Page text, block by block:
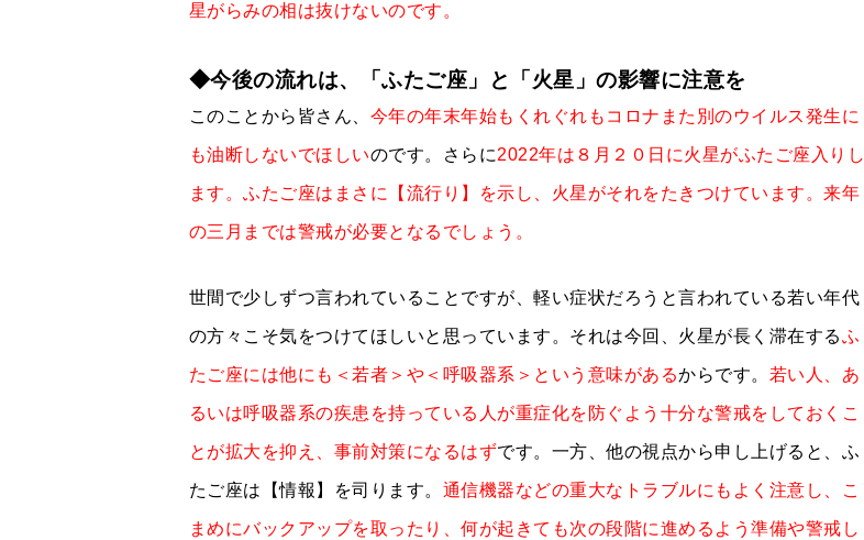
星がらみの相は抜けないのです。
◆今後の流れは、「ふたご座」と「火星」の影響に注意を
このことから皆さん、 今年の年末年始もくれぐれもコロナまた別のウイルス発生に
も油断しないでほしいのです。さらに2022年は８月２０日に火星がふたご座入りし
ます。ふたご座はまさに【流行り】を示し、火星がそれをたきつけています。来年
の三月までは警戒が必要となるでしょう。
世間で少しずつ言われていることですが、軽い症状だろうと言われている若い年代
の方々こそ気をつけてほしいと思っています。それは今回、 火星が長く滞在するふ
たご座には他にも＜若者＞や＜呼吸器系＞という意味があるからです。 若い人、あ
るいは呼吸器系の疾患を持っている人が重症化を防ぐよう十分な警戒をしておくこ
とが拡大を抑え、事前対策になるはずです。一方、他の視点から申し上げると、ふ
たご座は【情報】を司ります。 通信機器などの重大なトラブルにもよく注意し、こ
まめにバックアップを取ったり、何が起きても次の段階に進めるよう準備や警戒し